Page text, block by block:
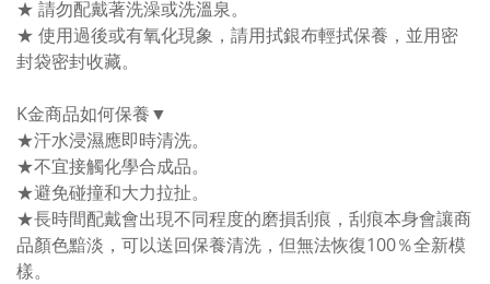
★ 請勿配戴著洗澡或洗溫泉。
★ 使用過後或有氧化現象，請用拭銀布輕拭保養，並用密
封袋密封收藏。
K金商品如何保養▼
★汗水浸濕應即時清洗。
★不宜接觸化學合成品。
★避免碰撞和大力拉扯。
★長時間配戴會出現不同程度的磨損刮痕，刮痕本身會讓商
品顏色黯淡，可以送回保養清洗，但無法恢復100％全新模
樣。